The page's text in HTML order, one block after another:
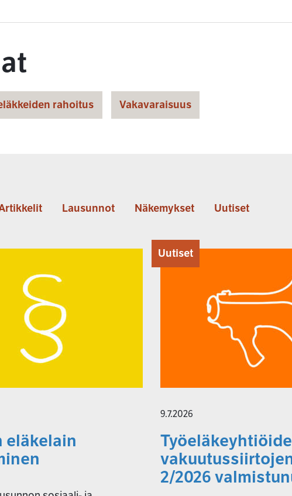
rahoitus Vakavaraisuus
Lausunnot Näkemykset Uutiset
eläkelain
Uutiset
9.7.2026
2/2026